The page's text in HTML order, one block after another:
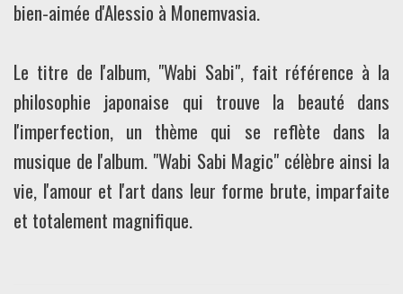
bien-aimée d'Alessio à Monemvasia.
Le titre de l'album, "Wabi Sabi", fait référence à la
philosophie japonaise qui trouve la beauté dans
l'imperfection, un thème qui se reflète dans la
musique de l'album. "Wabi Sabi Magic" célèbre ainsi la
vie, l'amour et l'art dans leur forme brute, imparfaite
et totalement magnifique.